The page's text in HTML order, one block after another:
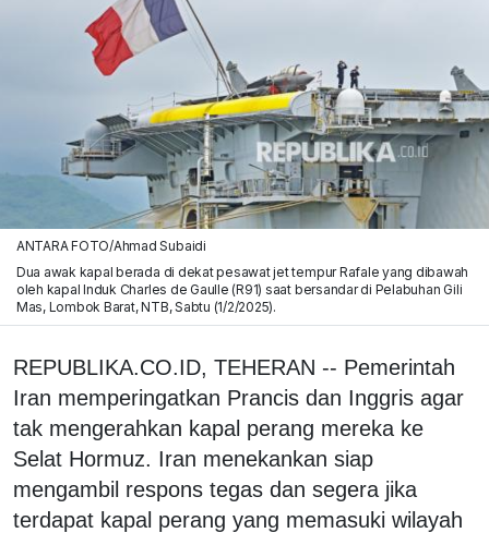
ANTARA FOTO/Ahmad Subaidi
Dua awak kapal berada di dekat pesawat jet tempur Rafale yang dibawah
oleh kapal Induk Charles de Gaulle (R91) saat bersandar di Pelabuhan Gili
Mas, Lombok Barat, NTB, Sabtu (1/2/2025).
REPUBLIKA.CO.ID, TEHERAN -- Pemerintah
Iran memperingatkan Prancis dan Inggris agar
tak mengerahkan kapal perang mereka ke
Selat Hormuz. Iran menekankan siap
mengambil respons tegas dan segera jika
terdapat kapal perang yang memasuki wilayah